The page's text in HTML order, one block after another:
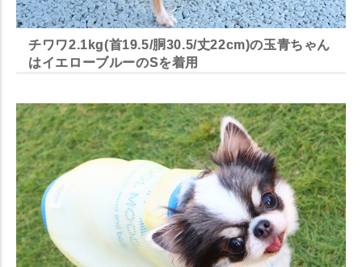
チワワ2.1kg(首19.5/胴30.5/丈22cm)の玉青ちゃん
はイエローブルーのSを着用